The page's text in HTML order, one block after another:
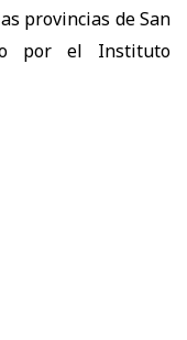
provincias de San
por el Instituto